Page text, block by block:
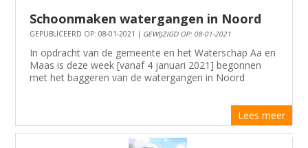
Schoonmaken watergangen in Noord
GEPUBLICEERD OP: 08-01-2021 | GEWIJZIGD OP: 08-01-2021
In opdracht van de gemeente en het Waterschap Aa en
Maas is deze week [vanaf 4 januari 2021] begonnen
met het baggeren van de watergangen in Noord
Lees meer